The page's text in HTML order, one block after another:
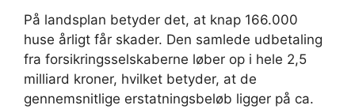
På landsplan betyder det, at knap 166.000
huse årligt får skader. Den samlede udbetaling
fra forsikringsselskaberne løber op i hele 2,5
milliard kroner, hvilket betyder, at de
gennemsnitlige erstatningsbeløb ligger på ca.